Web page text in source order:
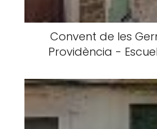
Convent de les
Providència -